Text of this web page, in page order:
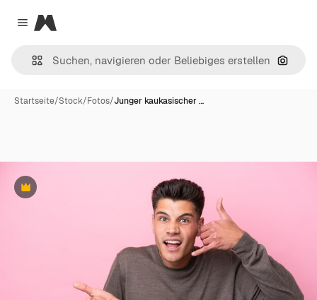
Close menu
Magnific
Nach
Startseite/Stock/Fotos/Junger kaukasischer …
Premium